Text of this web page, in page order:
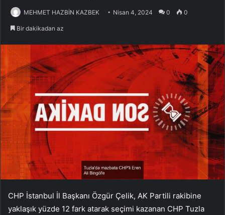
MEHMET HAZBİN KAZBEK Nisan 4, 2024 0 0
Bir dakikadan az
CHP İstanbul İl Başkanı Özgür Çelik, AK Partili rakibine
yaklaşık yüzde 12 fark atarak seçimi kazanan CHP Tuzla